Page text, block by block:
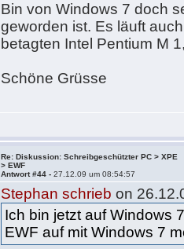
Bin von Windows 7 doch
geworden ist. Es läuft
betagten Intel Pentium M
Schöne Grüsse
Re: Diskussion: Schreibgeschützter PC > XPE
> EWF
Antwort #44 -27.12.09 um 08:54:57
Stephan schrieb on
Ich bin jetzt auf Windows
EWF auf mit Windows 7